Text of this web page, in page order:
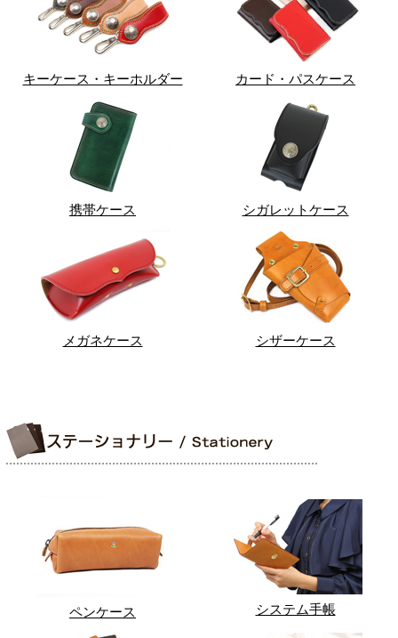
キーケース・キーホルダー カード・パスケース
携帯ケース シガレットケース
メガネケース シザーケース
ペンケース システム手帳